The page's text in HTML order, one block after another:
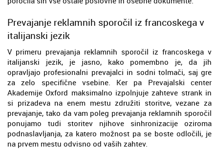
Prevajanje reklamnih sporočil iz francoskega v
italijanski jezik
V primeru prevajanja reklamnih sporočil iz francoskega v
italijanski jezik, je jasno, kako pomembno je, da jih
opravljajo profesionalni prevajalci in sodni tolmači, saj gre
za zelo specifične vsebine. Ker pa Prevajalski center
Akademije Oxford maksimalno izpolnjuje zahteve strank in
si prizadeva na enem mestu združiti storitve, vezane za
prevajanje, tako da vam poleg prevajanja reklamnih sporočil
ponujamo tudi storitev njihove sinhronizacije oziroma
podnaslavljanja, za katero možnost pa se boste odločili, je
na prvem mestu odvisno od vaših zahtev.